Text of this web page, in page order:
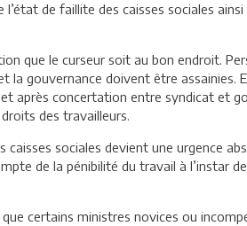
de faillite des caisses sociales
que le curseur soit au bon endroit.
la gouvernance doivent être
après concertation entre syndicat et
des travailleurs.
sociales devient une urgence
de la pénibilité du travail à l’instar
certains ministres novices ou